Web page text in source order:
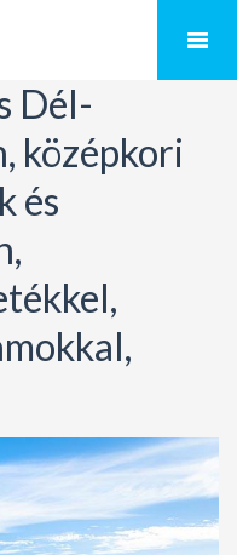
Dél-
középkori
és